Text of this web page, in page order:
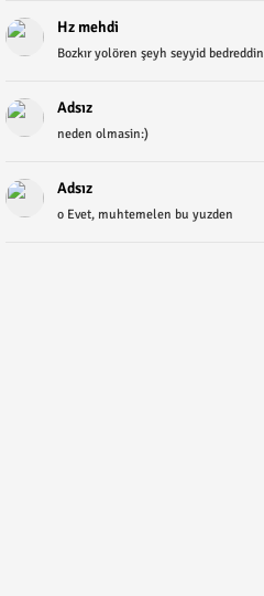
Hz mehdi
Bozkır yolören şeyh seyyid bedreddin
Adsız
neden olmasin:)
Adsız
o Evet, muhtemelen bu yuzden